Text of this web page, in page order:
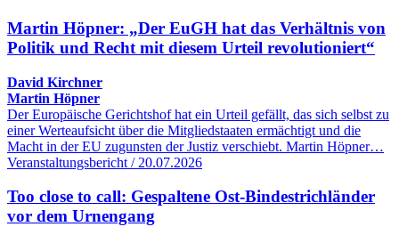
Martin Höpner: „Der EuGH hat das Verhältnis von
Politik und Recht mit diesem Urteil revolutioniert“
David Kirchner
Martin Höpner
Der Europäische Gerichtshof hat ein Urteil gefällt, das sich selbst zu
einer Werteaufsicht über die Mitgliedstaaten ermächtigt und die
Macht in der EU zugunsten der Justiz verschiebt. Martin Höpner…
Veranstaltungsbericht / 20.07.2026
Too close to call: Gespaltene Ost-Bindestrichländer
vor dem Urnengang